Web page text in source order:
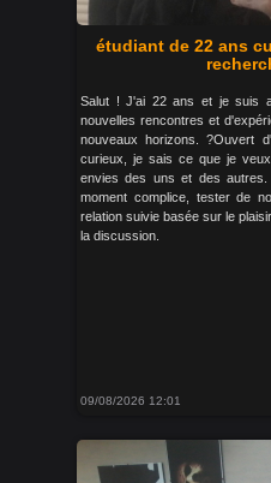
étudiant de 22 ans
Salut ! J'ai 22 ans et je suis
nouvelles rencontres et
nouveaux horizons. ?Ouvert
curieux, je sais ce que je
envies des uns et des
moment complice, tester de
relation suivie basée sur le
la discussion.
09/08/2026 12:01